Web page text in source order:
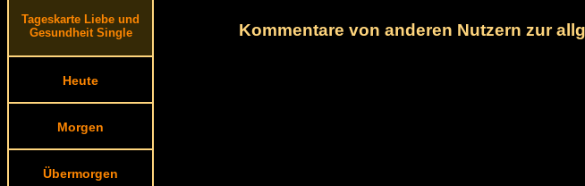
Tageskarte Liebe und
Gesundheit Single
Heute
Morgen
Übermorgen
Kommentare von anderen Nutzern zur